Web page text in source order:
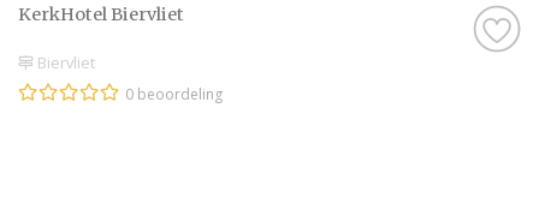
KerkHotel Biervliet
Biervliet
0 beoordeling